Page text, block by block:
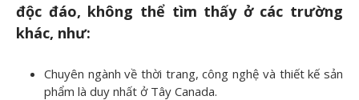
độc đáo, không thể tìm thấy ở các trường
khác, như:
Chuyên ngành về thời trang, công nghệ và thiết kế sản
phẩm là duy nhất ở Tây Canada.